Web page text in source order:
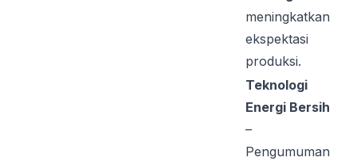
meningkatkan
ekspektasi
produksi.
Teknologi
Energi Bersih
–
Pengumuman